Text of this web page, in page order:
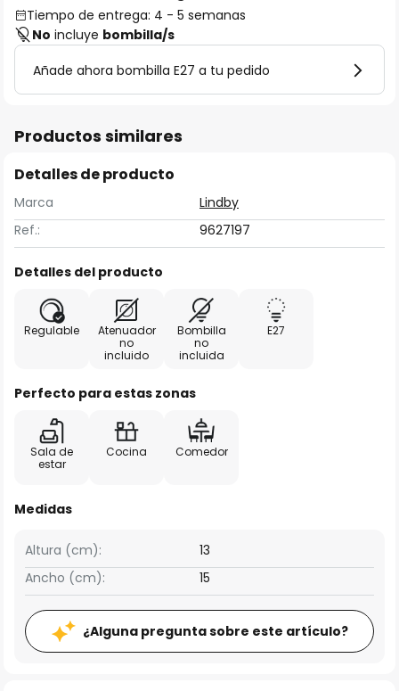
Tiempo de entrega: 4 - 5 semanas
No incluye bombilla/s
Añade ahora bombilla E27 a tu pedido
Productos similares
Detalles de producto
Marca
Lindby
Ref.:
9627197
Detalles del producto
Regulable
Atenuador
no
incluido
Bombilla
no
incluida
E27
Perfecto para estas zonas
Sala de
estar
Cocina Comedor
Medidas
Ancho (cm): 15
Altura (cm): 13
¿Alguna pregunta sobre este artículo?